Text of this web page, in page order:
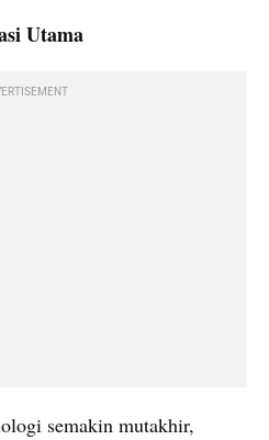
Utama
semakin mutakhir,